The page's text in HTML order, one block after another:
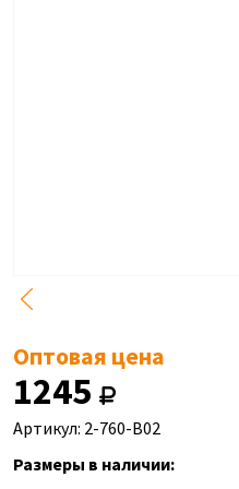
Оптовая цена
1245
Артикул: 2-760-B02
Размеры в наличии: